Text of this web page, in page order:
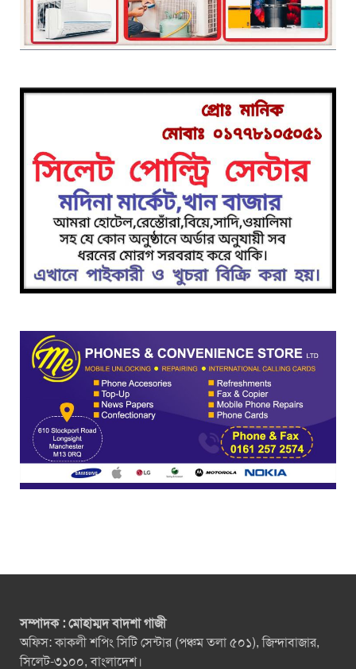
সম্পাদক : মোহাম্মদ বাদশা গাজী
অফিস: কাকলী শপিং সিটি সেন্টার (পঞ্চম তলা ৫০১), জিন্দাবাজার,
সিলেট-৩১০০, বাংলাদেশ।